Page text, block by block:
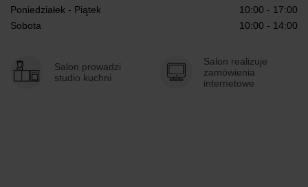
Poniedziałek - Piątek
10:00 - 17:00
Sobota
10:00 - 14:00
Salon prowadzi
studio kuchni
Salon realizuje
zamówienia
internetowe